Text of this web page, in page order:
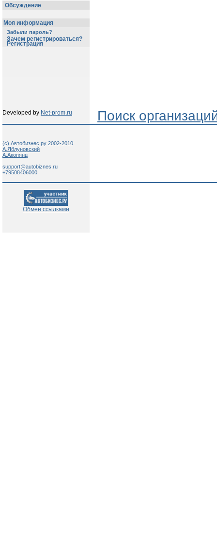
Обсуждение
Моя информация
Забыли пароль?
Зачем регистрироваться?
Регистрация
Developed by Net-prom.ru Поиск
(c) Автобизнес.ру 2002-2010
А.Яблуновский
А.Акопянц
support@autobiznes.ru
+79508406000
Обмен ссылками